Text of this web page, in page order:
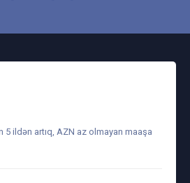
5 ildən artıq, AZN az olmayan maaşa